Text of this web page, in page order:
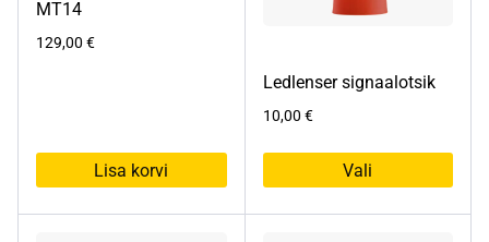
MT14
129,00 €
Lisa korvi
Ledlenser signaalotsik
10,00 €
Vali